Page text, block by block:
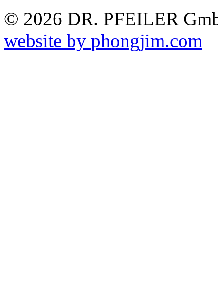
© 2026 DR. PFEILER
website by phongjim.com